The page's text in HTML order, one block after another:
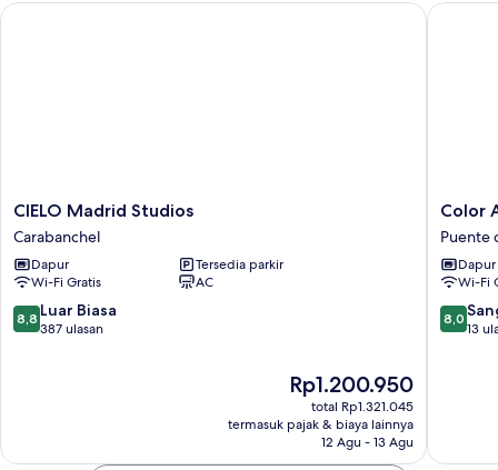
CIELO
Madrid
Studios
Carabanchel
CIELO Madrid Studios
Carabanchel
Dapur
Tersedia parkir
Wi-Fi Gratis
AC
8.8
dari
8,8 Luar Biasa
387 ulasan
Harga
sekarang
Rp1.200.950
Rp1.200.950
total Rp1.321.045
termasuk pajak & biaya lainnya
12 Agu - 13 Agu
CIELO Madrid Studios
Color
by
Olala
Homes
Puente
de
Color
Puente
Dapur
Wi-Fi
8.0
dari
8,0
13
Color